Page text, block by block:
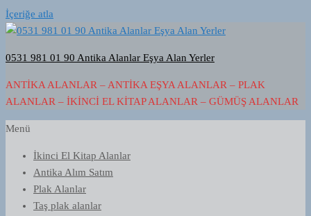
İçeriğe atla
0531 981 01 90 Antika Alanlar Eşya Alan Yerler
ANTIKA ALANLAR – ANTIKA EŞYA ALANLAR – PLAK
ALANLAR – İKINCI EL KITAP ALANLAR – GÜMÜŞ ALANLAR
Menü
İkinci El Kitap Alanlar
Antika Alım Satım
Plak Alanlar
Taş plak alanlar